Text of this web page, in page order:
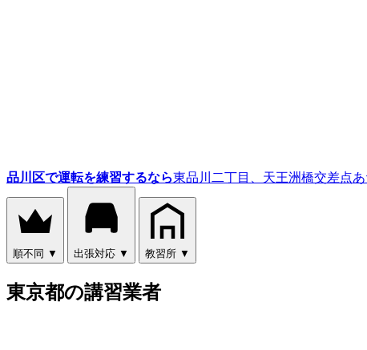
品川区で運転を練習するなら東品川二丁目、天王洲橋交差点
順不同 ▼ 出張対応 ▼ 教習所 ▼
東京都の講習業者